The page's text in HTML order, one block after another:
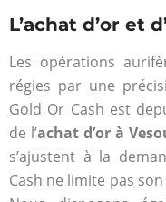
L’achat d’or et
Les opérations
régies par une
Gold Or Cash est
de l’achat d’or à
s’ajustent à la
Cash ne limite pas